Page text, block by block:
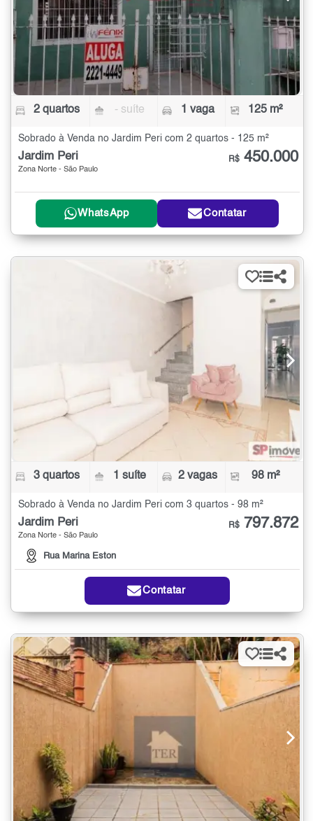
2 quartos - suíte 1 vaga 125 m²
Sobrado à Venda no Jardim Peri com 2 quartos - 125 m²
Jardim Peri
Zona Norte - São Paulo
R$ 450.000
WhatsApp Contatar
3 quartos 1 suíte 2 vagas 98 m²
Sobrado à Venda no Jardim Peri com 3 quartos - 98 m²
Jardim Peri
Zona Norte - São Paulo
Rua Marina Eston
R$ 797.872
Contatar